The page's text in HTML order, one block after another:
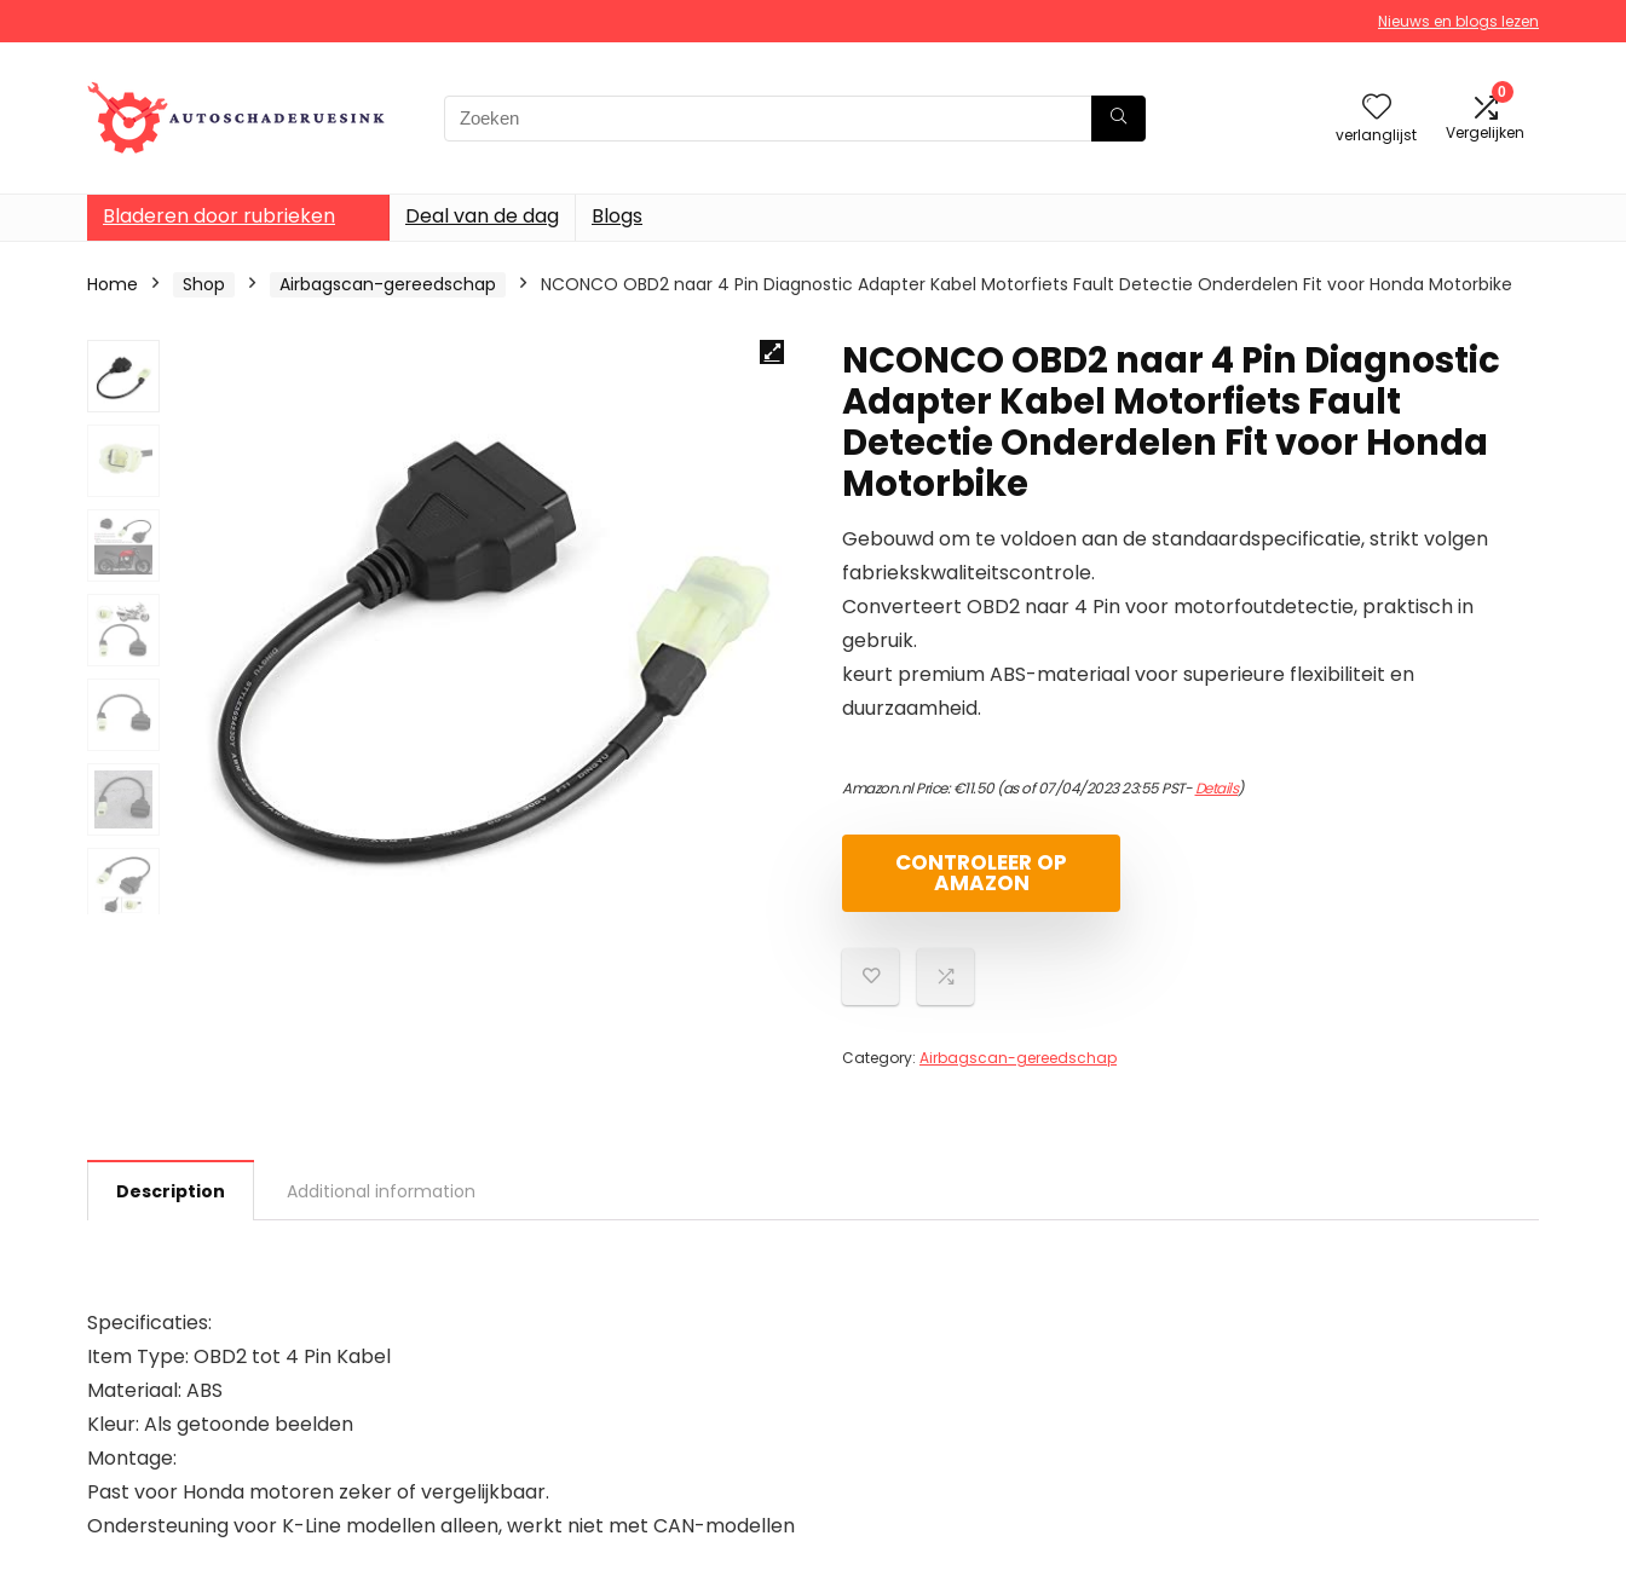
Nieuws en blogs lezen
verlanglijst
0
Vergelijken
Bladeren door rubrieken Deal van de dag Blogs
Home Shop Airbagscan-gereedschap NCONCO OBD2 naar 4 Pin Diagnostic Adapter Kabel Motorfiets Fault Detectie Onderdelen Fit voor Honda Motorbike
NCONCO OBD2 naar 4 Pin Diagnostic
Adapter Kabel Motorfiets Fault
Detectie Onderdelen Fit voor Honda
Motorbike
Gebouwd om te voldoen aan de standaardspecificatie, strikt volgen
fabriekskwaliteitscontrole.
Converteert OBD2 naar 4 Pin voor motorfoutdetectie, praktisch in
gebruik.
keurt premium ABS-materiaal voor superieure flexibiliteit en
duurzaamheid.
Amazon.nl Price:€11.50(as of 07/04/2023 23:55 PST-Details)
CONTROLEER OP
AMAZON
Category: Airbagscan-gereedschap
Description Additional information
Specificaties:
Item Type: OBD2 tot 4 Pin Kabel
Materiaal: ABS
Kleur: Als getoonde beelden
Montage:
Past voor Honda motoren zeker of vergelijkbaar.
Ondersteuning voor K-Line modellen alleen, werkt niet met CAN-modellen